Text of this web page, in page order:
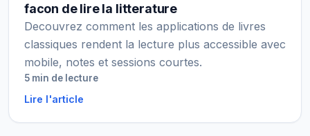
facon de lire la litterature
Decouvrez comment les applications de livres
classiques rendent la lecture plus accessible avec
mobile, notes et sessions courtes.
5 min de lecture
Lire l'article